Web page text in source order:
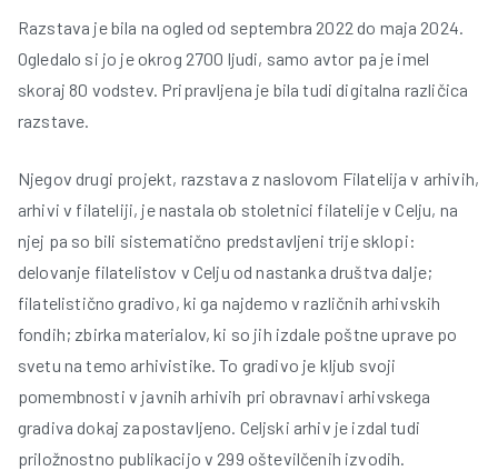
Razstava je bila na ogled od septembra 2022 do maja 2024.
Ogledalo si jo je okrog 2700 ljudi, samo avtor pa je imel
skoraj 80 vodstev. Pripravljena je bila tudi digitalna različica
razstave.
Njegov drugi projekt, razstava z naslovom Filatelija v arhivih,
arhivi v filateliji, je nastala ob stoletnici filatelije v Celju, na
njej pa so bili sistematično predstavljeni trije sklopi:
delovanje filatelistov v Celju od nastanka društva dalje;
filatelistično gradivo, ki ga najdemo v različnih arhivskih
fondih; zbirka materialov, ki so jih izdale poštne uprave po
svetu na temo arhivistike. To gradivo je kljub svoji
pomembnosti v javnih arhivih pri obravnavi arhivskega
gradiva dokaj zapostavljeno. Celjski arhiv je izdal tudi
priložnostno publikacijo v 299 oštevilčenih izvodih.